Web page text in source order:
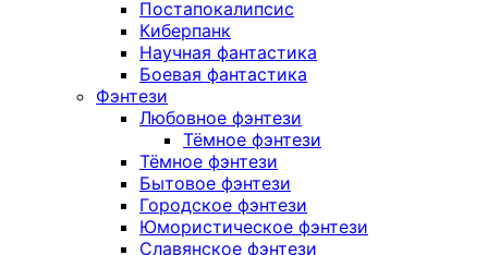
Постапокалипсис
Киберпанк
Научная фантастика
Боевая фантастика
Фэнтези
Любовное фэнтези
Тёмное фэнтези
Тёмное фэнтези
Бытовое фэнтези
Городское фэнтези
Юмористическое фэнтези
Славянское фэнтези